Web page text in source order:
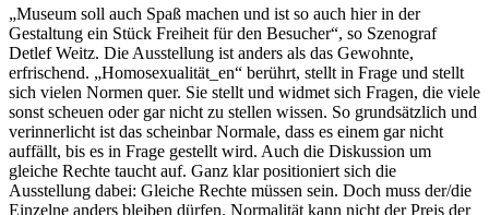
„Museum soll auch Spaß machen und ist so auch hier in der
Gestaltung ein Stück Freiheit für den Besucher“, so Szenograf
Detlef Weitz. Die Ausstellung ist anders als das Gewohnte,
erfrischend. „Homosexualität_en“ berührt, stellt in Frage und stellt
sich vielen Normen quer. Sie stellt und widmet sich Fragen, die viele
sonst scheuen oder gar nicht zu stellen wissen. So grundsätzlich und
verinnerlicht ist das scheinbar Normale, dass es einem gar nicht
auffällt, bis es in Frage gestellt wird. Auch die Diskussion um
gleiche Rechte taucht auf. Ganz klar positioniert sich die
Ausstellung dabei: Gleiche Rechte müssen sein. Doch muss der/die
Einzelne anders bleiben dürfen. Normalität kann nicht der Preis der